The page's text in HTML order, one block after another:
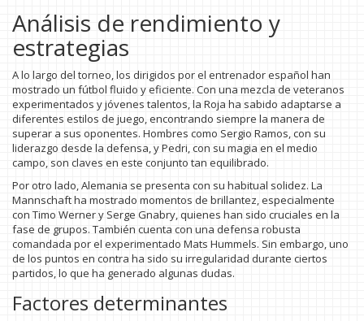
Análisis de rendimiento y
estrategias
A lo largo del torneo, los dirigidos por el entrenador español han
mostrado un fútbol fluido y eficiente. Con una mezcla de veteranos
experimentados y jóvenes talentos, la Roja ha sabido adaptarse a
diferentes estilos de juego, encontrando siempre la manera de
superar a sus oponentes. Hombres como Sergio Ramos, con su
liderazgo desde la defensa, y Pedri, con su magia en el medio
campo, son claves en este conjunto tan equilibrado.
Por otro lado, Alemania se presenta con su habitual solidez. La
Mannschaft ha mostrado momentos de brillantez, especialmente
con Timo Werner y Serge Gnabry, quienes han sido cruciales en la
fase de grupos. También cuenta con una defensa robusta
comandada por el experimentado Mats Hummels. Sin embargo, uno
de los puntos en contra ha sido su irregularidad durante ciertos
partidos, lo que ha generado algunas dudas.
Factores determinantes